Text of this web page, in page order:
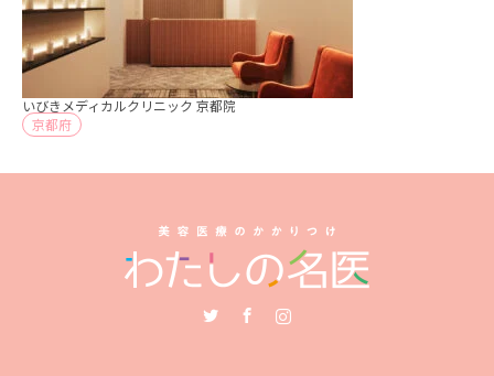
いびきメディカルクリニック 京都院
京都府